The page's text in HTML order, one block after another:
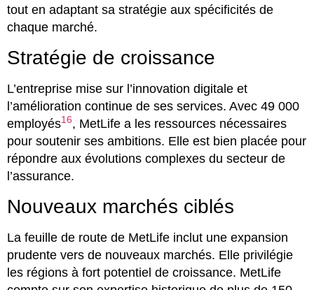
tout en adaptant sa stratégie aux spécificités de
chaque marché.
Stratégie de croissance
L’entreprise mise sur l’innovation digitale et
l’amélioration continue de ses services. Avec 49 000
employés16, MetLife a les ressources nécessaires
pour soutenir ses ambitions. Elle est bien placée pour
répondre aux évolutions complexes du secteur de
l’assurance.
Nouveaux marchés ciblés
La feuille de route de MetLife inclut une expansion
prudente vers de nouveaux marchés. Elle privilégie
les régions à fort potentiel de croissance. MetLife